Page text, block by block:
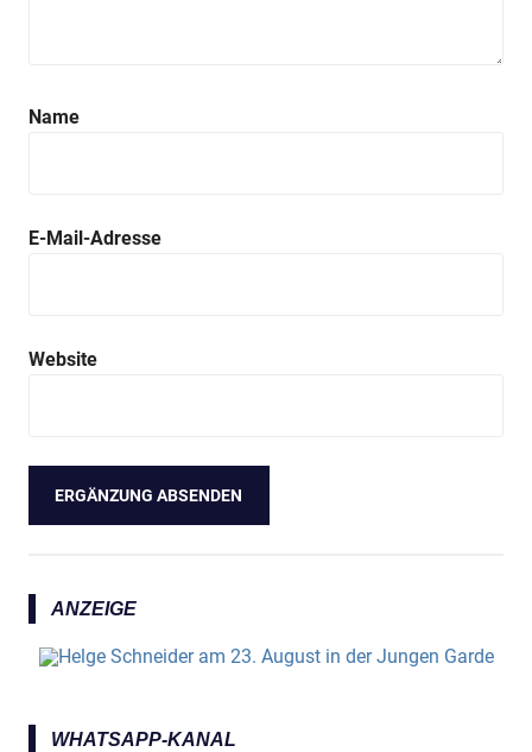
Name
E-Mail-Adresse
Website
ANZEIGE
WHATSAPP-KANAL